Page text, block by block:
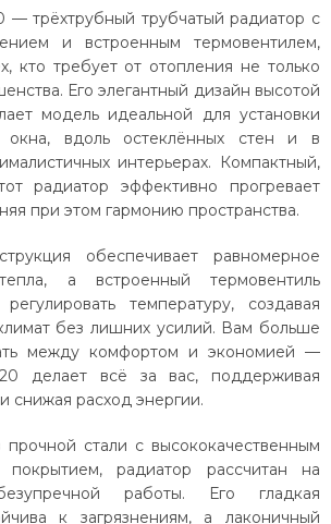
— трёхтрубный трубчатый радиатор с
и встроенным термовентилем,
кто требует от отопления не только
Его элегантный дизайн высотой
модель идеальной для установки
вдоль остеклённых стен и в
интерьерах. Компактный,
радиатор эффективно прогревает
при этом гармонию пространства.
обеспечивает равномерное
а встроенный термовентиль
температуру, создавая
без лишних усилий. Вам больше
между комфортом и экономией —
делает всё за вас, поддерживая
снижая расход энергии.
прочной стали с высококачественным
покрытием, радиатор рассчитан на
работы. Его гладкая
к загрязнениям, а лаконичный